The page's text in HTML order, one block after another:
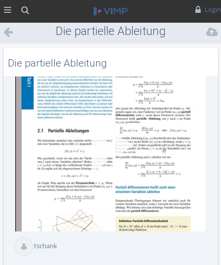
Login
Die partielle Ableitung
Die partielle Ableitung
tschank